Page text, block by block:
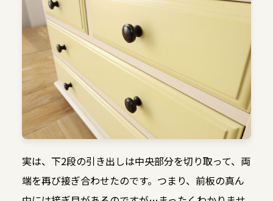
実は、下2段の引き出しは中央部分を切り取って、両
端を再び接ぎ合わせたのです。つまり、前板の真ん